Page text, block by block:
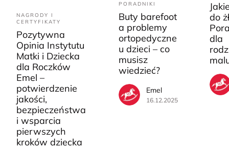
NAGRODY I
CERTYFIKATY
Pozytywna
Opinia Instytutu
Matki i Dziecka
dla Roczków
Emel –
potwierdzenie
jakości,
bezpieczeństwa
i wsparcia
pierwszych
kroków dziecka
PORADNIKI
Buty barefoot
a problemy
ortopedyczne
u dzieci – co
musisz
wiedzieć?
Emel
16.12.2025
do
dla